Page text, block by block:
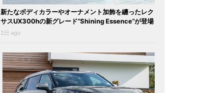
新たなボディカラーやオーナメント加飾を纏ったレク
サスUX300hの新グレード“Shining Essence”が登場
2日 ago